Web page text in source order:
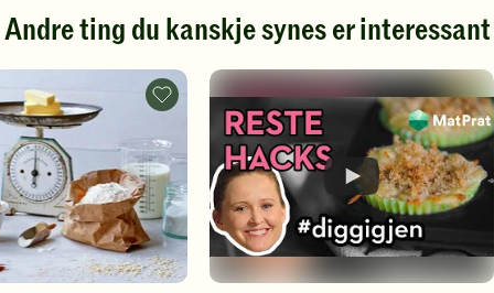
stjerner.
Klikk
å
din
vurdering.
Andre ting du kanskje synes er interessant
Mål
og
-
legg
til
favoritter